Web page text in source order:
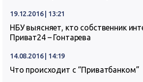
19.12.2016 | 13:21
НБУ выясняет, кто собственник
Приват24 – Гонтарева
14.08.2016 | 14:19
Что происходит с “Приватбанком”